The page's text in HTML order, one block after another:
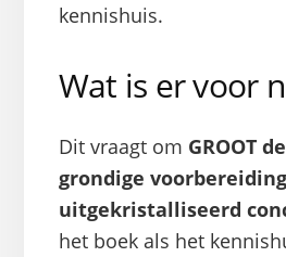
kennishuis.
Wat is er voor
Dit vraagt om GROOT
grondige
uitgekristalliseerd
het boek als het